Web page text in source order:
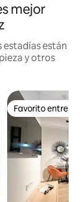
mejor
estadías están
y otros
Favorito entre
Favorito entre